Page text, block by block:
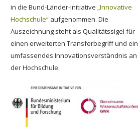
in die Bund-Länder-Initiative „Innovative
Hochschule“ aufgenommen. Die
Auszeichnung steht als Qualitätssigel für
einen erweiterten Transferbegriff und ein
umfassendes Innovationsverständnis an
der Hochschule.